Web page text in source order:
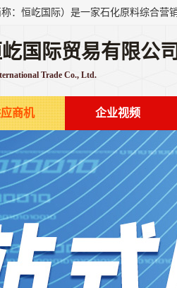
国际贸易有限公司
Trade Co., Ltd.
商机 企业视频